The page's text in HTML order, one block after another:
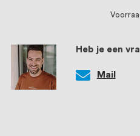
Heb je een
Mail